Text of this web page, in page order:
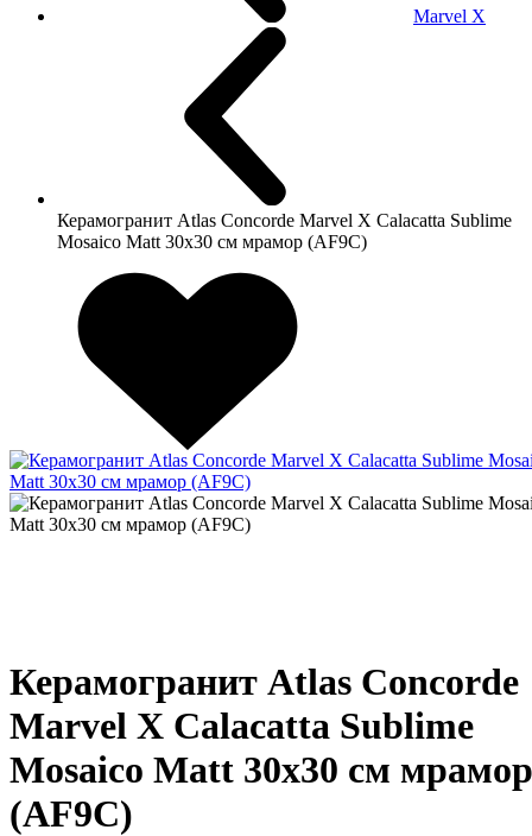
Marvel X
Керамогранит Atlas Concorde Marvel X Calacatta Sublime
Mosaico Matt 30x30 см мрамор (AF9C)
Керамогранит Atlas Concorde
Marvel X Calacatta Sublime
Mosaico Matt 30x30 см мрамор
(AF9C)